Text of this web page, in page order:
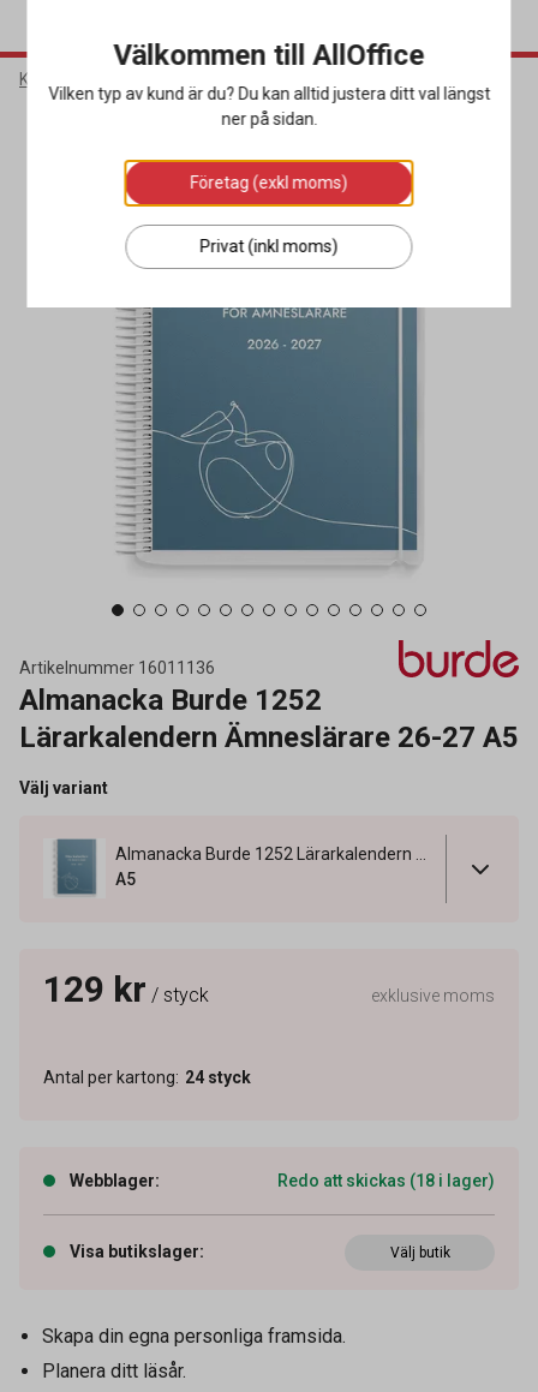
Kontorsmaterial
Miljöval
Artikelnummer 16011136
Almanacka Burde 1252
Lärarkalendern Ämneslärare 26-27 A5
Välj variant
A5
129 kr / styck exklusive moms
Antal per kartong: 24 styck
Webblager: Redo att skickas (18 i lager)
Visa butikslager: Välj butik
Skapa din egna personliga framsida.
Planera ditt läsår.
Välkommen till AllOffice
Vilken typ av kund är du? Du kan alltid justera ditt val längst
ner på sidan.
Företag (exkl moms)
Privat (inkl moms)